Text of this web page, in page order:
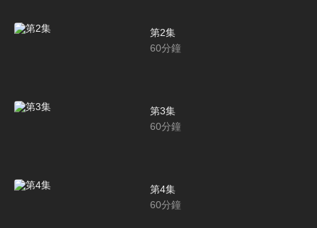
第2集
60分鐘
第3集
60分鐘
第4集
60分鐘